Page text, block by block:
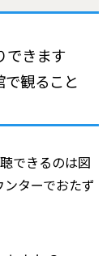
できます
観ること
できるのは図
ターでおたず